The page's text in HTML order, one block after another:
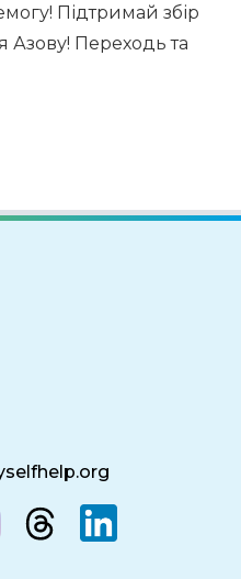
Підтримай збір
Переходь та